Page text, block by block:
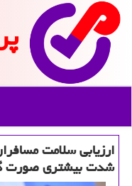
ارزیابی سلامت
شدت بیشتری صورت